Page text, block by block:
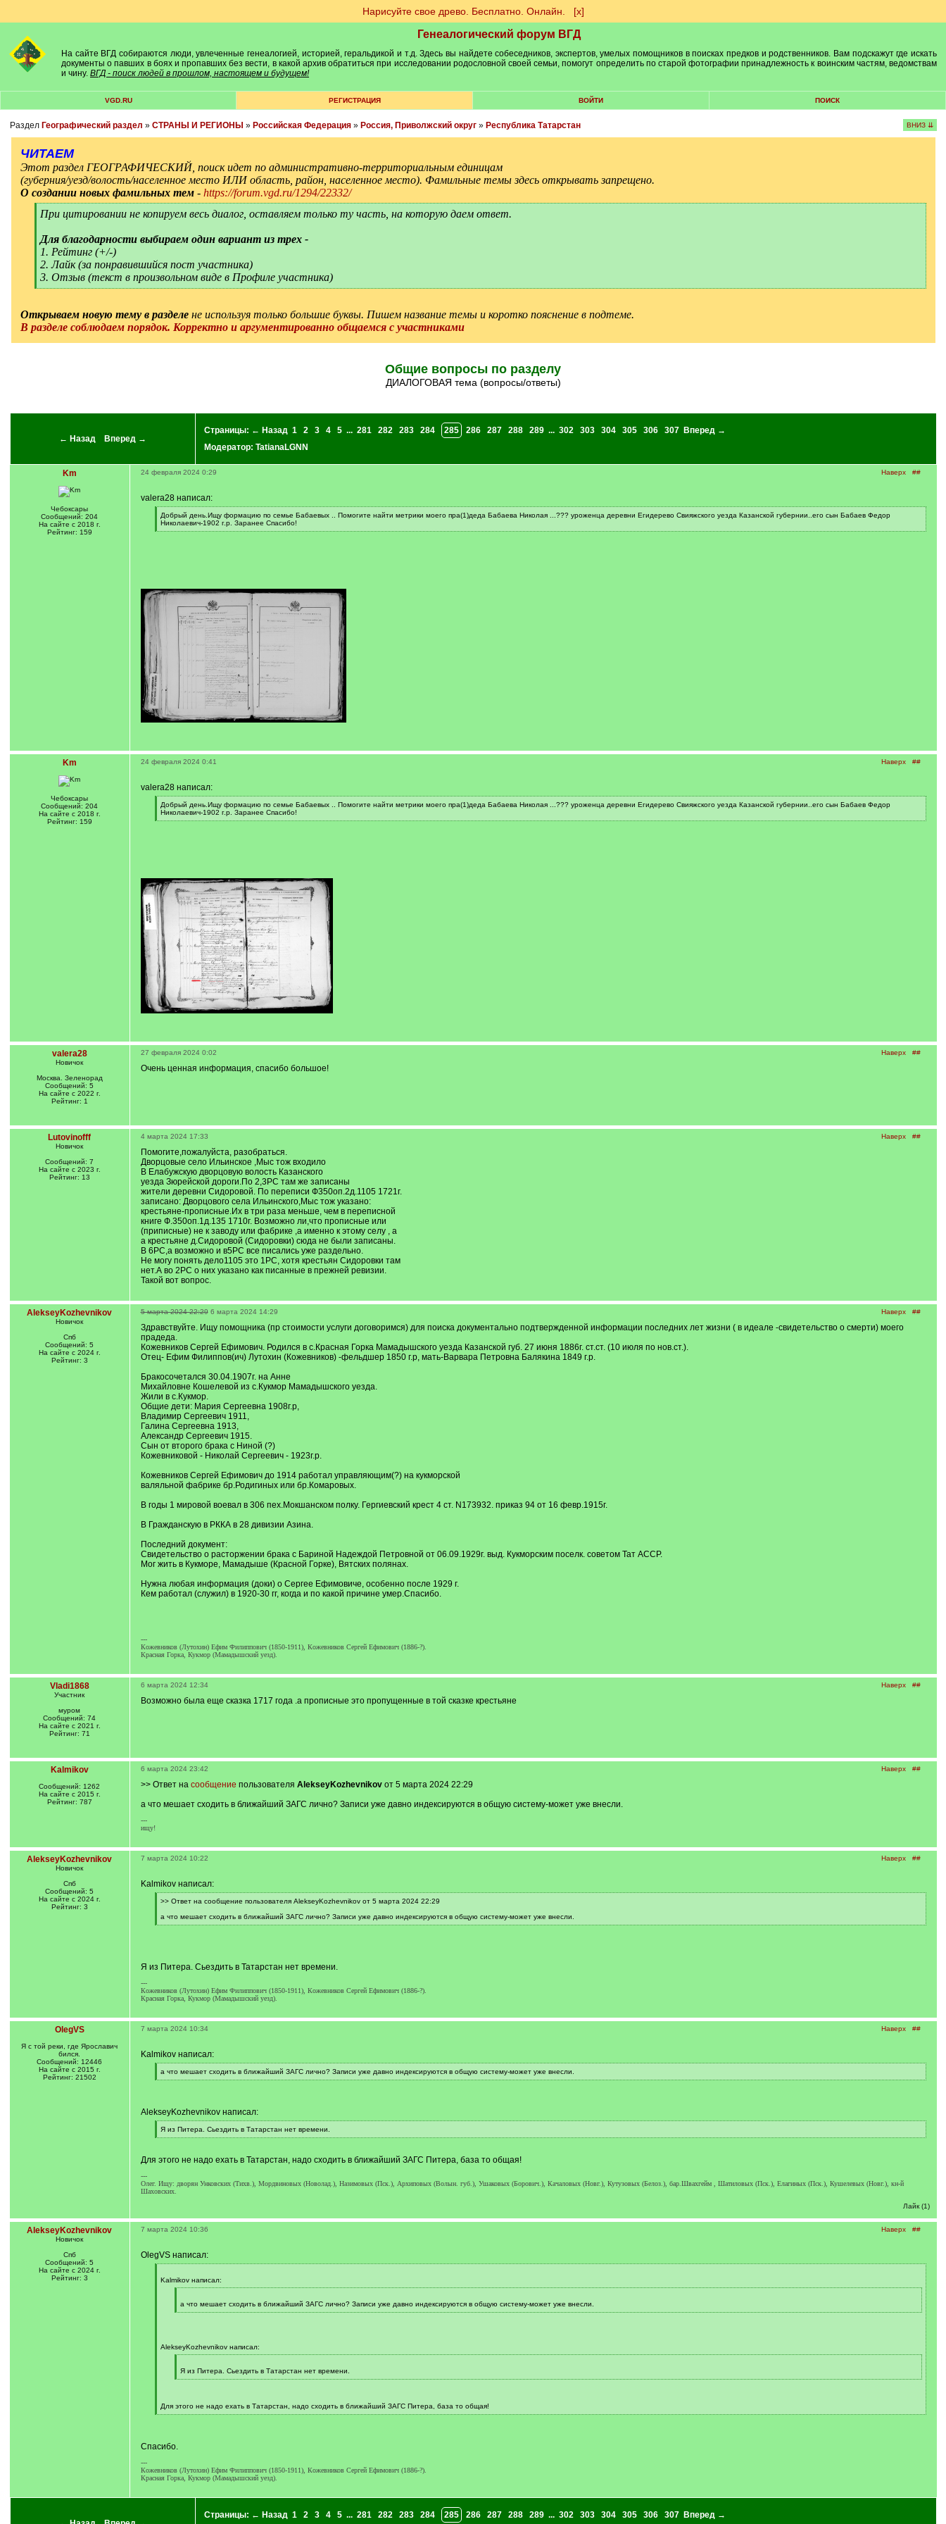
Нарисуйте свое древо. Бесплатно. Онлайн. [х]
Генеалогический форум ВГД
На сайте ВГД собираются люди, увлеченные генеалогией, историей, геральдикой и т.д. Здесь вы найдете собеседников, экспертов, умелых помощников в поисках предков и родственников. Вам подскажут где искать
документы о павших в боях и пропавших без вести, в какой архив обратиться при исследовании родословной своей семьи, помогут определить по старой фотографии принадлежность к воинским частям, ведомствам
и чину. ВГД - поиск людей в прошлом, настоящем и будущем!
VGD.RU РЕГИСТРАЦИЯ ВОЙТИ ПОИСК
Раздел Географический раздел » СТРАНЫ И РЕГИОНЫ » Российская Федерация» Россия, Приволжский округ» Республика Татарстан ВНИЗ ⇊
ЧИТАЕМ
Этот раздел ГЕОГРАФИЧЕСКИЙ, поиск идет по административно-территориальным единицам
(губерния/уезд/волость/населенное место ИЛИ область, район, населенное место). Фамильные темы здесь открывать запрещено.
О создании новых фамильных тем- https://forum.vgd.ru/1294/22332/
[
qПри цитировании не копируем весь диалог, оставляем только ту часть, на которую даем ответ.
Для благодарности выбираем один вариант из трех -
1. Рейтинг (+/-)
2. Лайк (за понравившийся пост участника)
3. Отзыв (текст в произвольном виде в Профиле участника)
[
Открываем новую тему в разделене используя только большие буквы. Пишем название темы и коротко пояснение в подтеме.
В разделе соблюдаем порядок. Корректно и аргументированно общаемся с участниками
Общие вопросы по разделу
ДИАЛОГОВАЯ тема (вопросы/ответы)
← Назад Вперед →
Страницы: ← Назад 1 2 3 4 5 ... 281 282 283 284 285 286 287 288 289 ... 302 303 304 305 306 307
Вперед →
Модератор: TatianaLGNN
Km
Чебоксары
Сообщений: 204
На сайте с 2018 г.
Рейтинг: 159
Наверх ##
24 февраля 2024 0:29
valera28 написал:
[
q
]
Добрый день.Ищу формацию по семье Бабаевых .. Помогите найти метрики моего пра(1)деда Бабаева Николая ...??? уроженца деревни Егидерево Свияжского уезда Казанской губернии..его сын Бабаев Федор
Николаевич-1902 г.р. Заранее Спасибо!
[
Km
Чебоксары
Сообщений: 204
На сайте с 2018 г.
Рейтинг: 159
Наверх ##
24 февраля 2024 0:41
valera28 написал:
[
q
]
Добрый день.Ищу формацию по семье Бабаевых .. Помогите найти метрики моего пра(1)деда Бабаева Николая ...??? уроженца деревни Егидерево Свияжского уезда Казанской губернии..его сын Бабаев Федор
Николаевич-1902 г.р. Заранее Спасибо!
[
valera28
Новичок
Москва. Зеленорад
Сообщений: 5
На сайте с 2022 г.
Рейтинг: 1
Наверх ##
27 февраля 2024 0:02
Очень ценная информация, спасибо большое!
Lutovinofff
Новичок
Сообщений: 7
На сайте с 2023 г.
Рейтинг: 13
Наверх ##
4 марта 2024 17:33
Помогите,пожалуйста, разобраться.
Дворцовые село Ильинское ,Мыс тож входило
В Елабужскую дворцовую волость Казанского
уезда Зюрейской дороги.По 2,3РС там же записаны
жители деревни Сидоровой. По переписи Ф350оп.2д.1105 1721г.
записано: Дворцового села Ильинского,Мыс тож указано:
крестьяне-прописные.Их в три раза меньше, чем в переписной
книге Ф.350оп.1д.135 1710г. Возможно ли,что прописные или
(приписные) не к заводу или фабрике ,а именно к этому селу , а
а крестьяне д.Сидоровой (Сидоровки) сюда не были записаны.
В 6РС,а возможно и в5РС все писались уже раздельно.
Не могу понять дело1105 это 1РС, хотя крестьян Сидоровки там
нет.А во 2РС о них указано как писанные в прежней ревизии.
Такой вот вопрос.
AlekseyKozhevnikov
Новичок
Спб
Сообщений: 5
На сайте с 2024 г.
Рейтинг: 3
Наверх ##
5 марта 2024 22:29 6 марта 2024 14:29
Здравствуйте. Ищу помощника (пр стоимости услуги договоримся) для поиска документально подтвержденной информации последних лет жизни ( в идеале -свидетельство о смерти) моего
прадеда.
Кожевников Сергей Ефимович. Родился в с.Красная Горка Мамадышского уезда Казанской губ. 27 июня 1886г. ст.ст. (10 июля по нов.ст.).
Отец- Ефим Филиппов(ич) Лутохин (Кожевников) -фельдшер 1850 г.р, мать-Варвара Петровна Балякина 1849 г.р.
Бракосочетался 30.04.1907г. на Анне
Михайловне Кошелевой из с.Кукмор Мамадышского уезда.
Жили в с.Кукмор.
Общие дети: Мария Сергеевна 1908г.р,
Владимир Сергеевич 1911,
Галина Сергеевна 1913,
Александр Сергеевич 1915.
Сын от второго брака с Ниной (?)
Кожевниковой - Николай Сергеевич - 1923г.р.
Кожевников Сергей Ефимович до 1914 работал управляющим(?) на кукморской
валяльной фабрике бр.Родигиных или бр.Комаровых.
В годы 1 мировой воевал в 306 пех.Мокшанском полку. Гергиевский крест 4 ст. N173932. приказ 94 от 16 февр.1915г.
В Гражданскую в РККА в 28 дивизии Азина.
Последний документ:
Свидетельство о расторжении брака с Бариной Надеждой Петровной от 06.09.1929г. выд. Кукморским поселк. советом Тат АССР.
Мог жить в Кукморе, Мамадыше (Красной Горке), Вятских полянах.
Нужна любая информация (доки) о Сергее Ефимовиче, особенно после 1929 г.
Кем работал (служил) в 1920-30 гг, когда и по какой причине умер.Спасибо.
---
Кожевников (Лутохин) Ефим Филиппович (1850-1911), Кожевников Сергей Ефимович (1886-?).
Красная Горка, Кукмор (Мамадышский уезд).
Vladi1868
Участник
муром
Сообщений: 74
На сайте с 2021 г.
Рейтинг: 71
Наверх ##
6 марта 2024 12:34
Возможно была еще сказка 1717 года .а прописные это пропущенные в той сказке крестьяне
Kalmikov
Сообщений: 1262
На сайте с 2015 г.
Рейтинг: 787
Наверх ##
6 марта 2024 23:42
>> Ответ на сообщение пользователя AlekseyKozhevnikovот 5 марта 2024 22:29
а что мешает сходить в ближайший ЗАГС лично? Записи уже давно индексируются в общую систему-может уже внесли.
---
ищу!
AlekseyKozhevnikov
Новичок
Спб
Сообщений: 5
На сайте с 2024 г.
Рейтинг: 3
Наверх ##
7 марта 2024 10:22
Kalmikov написал:
[
]
>> Ответ на сообщение пользователя AlekseyKozhevnikov от 5 марта 2024 22:29
а что мешает сходить в ближайший ЗАГС лично? Записи уже давно индексируются в общую систему-может уже внесли.
[
Я из Питера. Сьездить в Татарстан нет времени.
---
Кожевников (Лутохин) Ефим Филиппович (1850-1911), Кожевников Сергей Ефимович (1886-?).
Красная Горка, Кукмор (Мамадышский уезд).
OlegVS
Я с той реки, где Ярославич
бился.
Сообщений: 12446
На сайте с 2015 г.
Рейтинг: 21502
Наверх ##
7 марта 2024 10:34
Kalmikov написал:
[
q
а что мешает сходить в ближайший ЗАГС лично? Записи уже давно индексируются в общую систему-может уже внесли.
[
AlekseyKozhevnikov написал:
[
q
Я из Питера. Сьездить в Татарстан нет времени.
[
]
Для этого не надо ехать в Татарстан, надо сходить в ближайший ЗАГС Питера, база то общая!
---
Олег. Ищу: дворян Унковских (Тихв.), Мордвиновых (Новолад.), Назимовых (Пск.), Архиповых (Волын. губ.), Ушаковых (Борович.), Качаловых (Новг.), Кутузовых (Белоз.), бар.Швахгейм , Шатиловых (Пск.), Елагиных (Пск.), Кушелевых (Новг.), кн-й
Шаховских.
Лайк (1)
AlekseyKozhevnikov
Новичок
Спб
Сообщений: 5
На сайте с 2024 г.
Рейтинг: 3
Наверх ##
7 марта 2024 10:36
OlegVS написал:
q
Kalmikov написал:
q
]
а что мешает сходить в ближайший ЗАГС лично? Записи уже давно индексируются в общую систему-может уже внесли.
[
AlekseyKozhevnikov написал:
q
]
Я из Питера. Сьездить в Татарстан нет времени.
[
Для этого не надо ехать в Татарстан, надо сходить в ближайший ЗАГС Питера, база то общая!
[
Спасибо.
---
Кожевников (Лутохин) Ефим Филиппович (1850-1911), Кожевников Сергей Ефимович (1886-?).
Красная Горка, Кукмор (Мамадышский уезд).
Страницы: ← Назад 1 2 3 4 5 ... 281 282 283 284 285 286 287 288 289 ... 302 303 304 305 306 307 Вперед →